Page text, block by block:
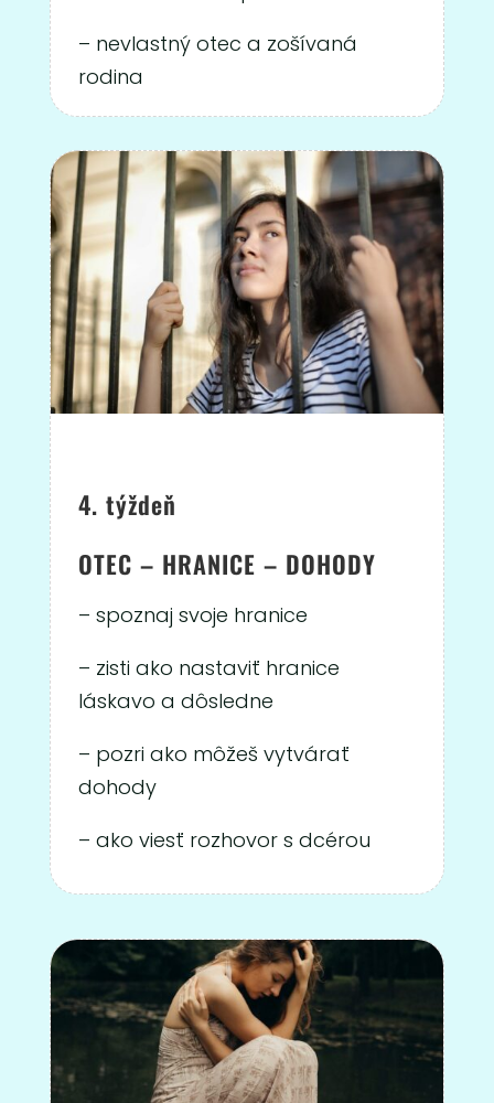
– nevlastný otec a zošívaná
rodina
4. týždeň
OTEC – HRANICE – DOHODY
– spoznaj svoje hranice
– zisti ako nastaviť hranice
láskavo a dôsledne
– pozri ako môžeš vytvárať
dohody
– ako viesť rozhovor s dcérou